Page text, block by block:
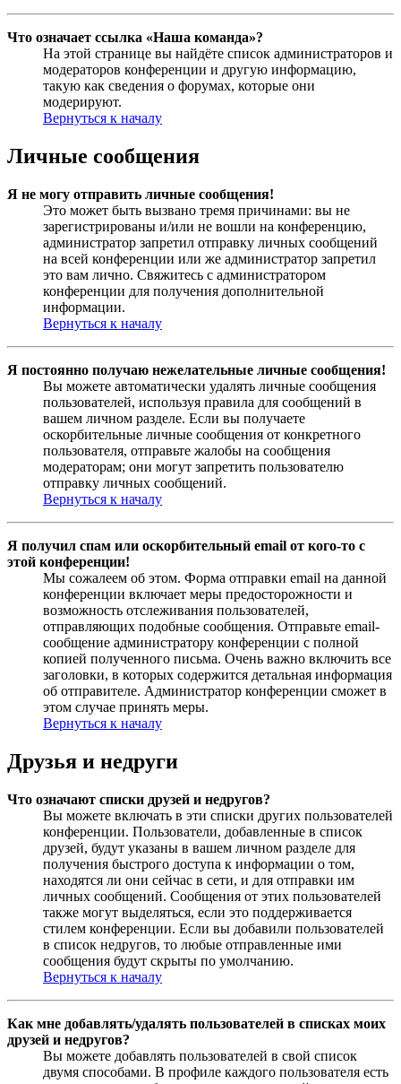
Что означает ссылка «Наша команда»?
На этой странице вы найдёте список администраторов и
модераторов конференции и другую информацию,
такую как сведения о форумах, которые они
модерируют.
Вернуться к началу
Личные сообщения
Я не могу отправить личные сообщения!
Это может быть вызвано тремя причинами: вы не
зарегистрированы и/или не вошли на конференцию,
администратор запретил отправку личных сообщений
на всей конференции или же администратор запретил
это вам лично. Свяжитесь с администратором
конференции для получения дополнительной
информации.
Вернуться к началу
Я постоянно получаю нежелательные личные сообщения!
Вы можете автоматически удалять личные сообщения
пользователей, используя правила для сообщений в
вашем личном разделе. Если вы получаете
оскорбительные личные сообщения от конкретного
пользователя, отправьте жалобы на сообщения
модераторам; они могут запретить пользователю
отправку личных сообщений.
Вернуться к началу
Я получил спам или оскорбительный email от кого-то с
этой конференции!
Мы сожалеем об этом. Форма отправки email на данной
конференции включает меры предосторожности и
возможность отслеживания пользователей,
отправляющих подобные сообщения. Отправьте email-
сообщение администратору конференции с полной
копией полученного письма. Очень важно включить все
заголовки, в которых содержится детальная информация
об отправителе. Администратор конференции сможет в
этом случае принять меры.
Вернуться к началу
Друзья и недруги
Что означают списки друзей и недругов?
Вы можете включать в эти списки других пользователей
конференции. Пользователи, добавленные в список
друзей, будут указаны в вашем личном разделе для
получения быстрого доступа к информации о том,
находятся ли они сейчас в сети, и для отправки им
личных сообщений. Сообщения от этих пользователей
также могут выделяться, если это поддерживается
стилем конференции. Если вы добавили пользователей
в список недругов, то любые отправленные ими
сообщения будут скрыты по умолчанию.
Вернуться к началу
Как мне добавлять/удалять пользователей в списках моих
друзей и недругов?
Вы можете добавлять пользователей в свой список
двумя способами. В профиле каждого пользователя есть